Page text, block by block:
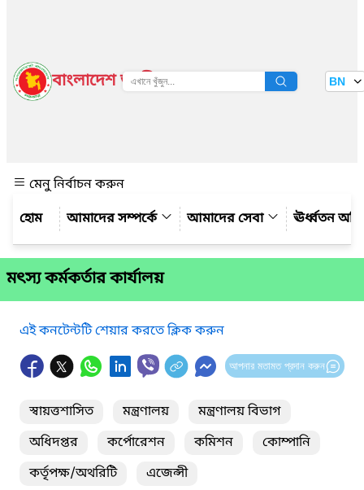
বাংলাদেশ জাতীয় তথ্য বাতায়ন BN
মেনু নির্বাচন করুন
আমাদের সম্পর্কে
আমাদের সেবা ঊর্ধ্বতন
মৎস্য কর্মকর্তার কার্যালয়
এই কনটেন্টটি শেয়ার করতে ক্লিক করুন
আপনার মতামত প্রদান করুন
স্বায়ত্তশাসিত মন্ত্রণালয়
মন্ত্রণালয় বিভাগ
অধিদপ্তর
কর্পোরেশন কমিশন
কোম্পানি
কর্তৃপক্ষ/অথরিটি
এজেন্সী